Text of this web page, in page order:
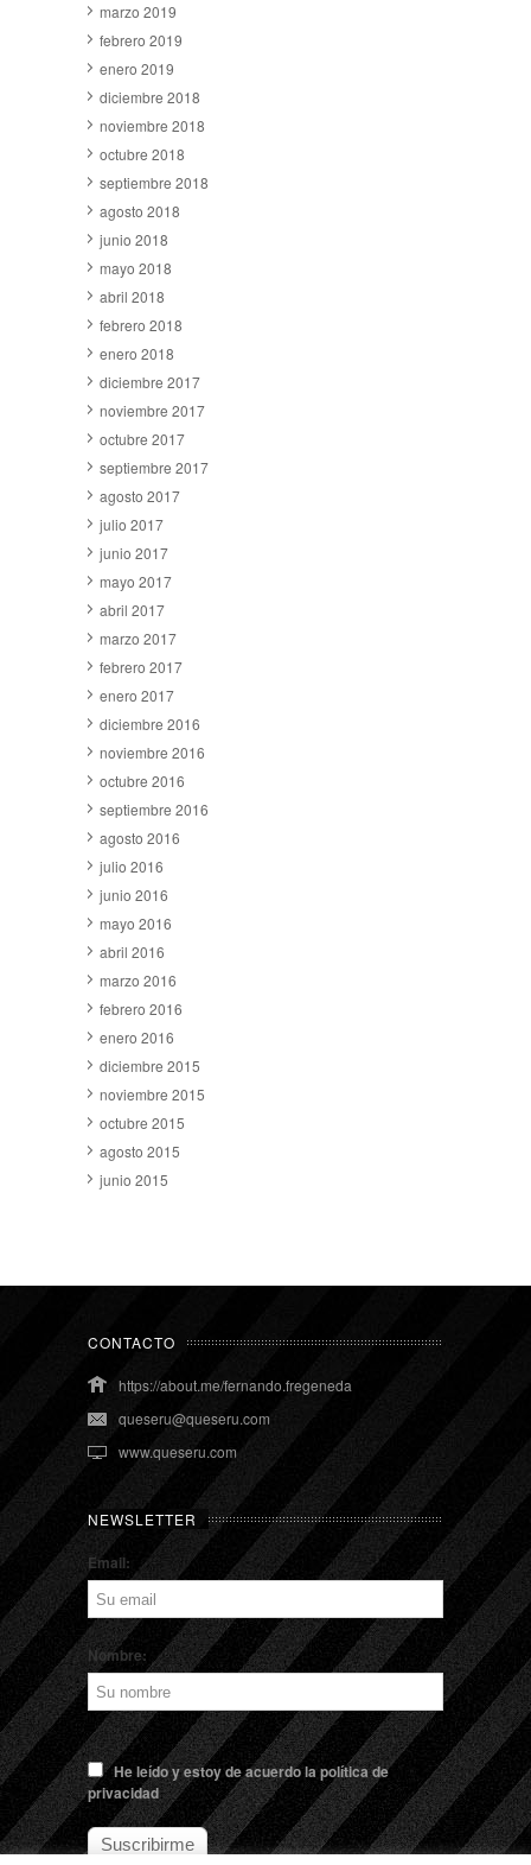
marzo 2019
febrero 2019
enero 2019
diciembre 2018
noviembre 2018
octubre 2018
septiembre 2018
agosto 2018
junio 2018
mayo 2018
abril 2018
febrero 2018
enero 2018
diciembre 2017
noviembre 2017
octubre 2017
septiembre 2017
agosto 2017
julio 2017
junio 2017
mayo 2017
abril 2017
marzo 2017
febrero 2017
enero 2017
diciembre 2016
noviembre 2016
octubre 2016
septiembre 2016
agosto 2016
julio 2016
junio 2016
mayo 2016
abril 2016
marzo 2016
febrero 2016
enero 2016
diciembre 2015
noviembre 2015
octubre 2015
agosto 2015
junio 2015
CONTACTO
https://about.me/fernando.fregeneda
queseru@queseru.com
www.queseru.com
NEWSLETTER
Email:
Nombre:
He leído y estoy de acuerdo la política de
privacidad